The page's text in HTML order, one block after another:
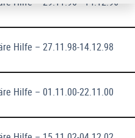
Hilfe – 27.11.98-14.12.98
Hilfe – 01.11.00-22.11.00